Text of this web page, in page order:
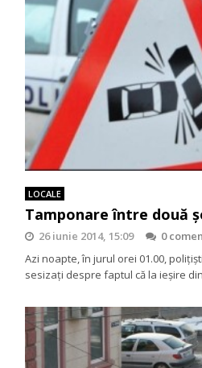
LOCALE
Tamponare între două
26 iunie 2014, 15:09
0
Azi noapte, în jurul orei 01.00,
sesizaţi despre faptul că la ieşire